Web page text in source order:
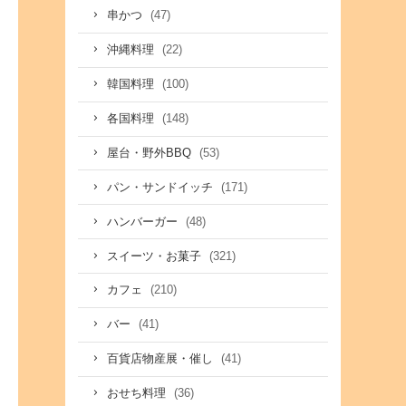
串かつ (47)
沖縄料理 (22)
韓国料理 (100)
各国料理 (148)
屋台・野外BBQ (53)
パン・サンドイッチ (171)
ハンバーガー (48)
スイーツ・お菓子 (321)
カフェ (210)
バー (41)
百貨店物産展・催し (41)
おせち料理 (36)